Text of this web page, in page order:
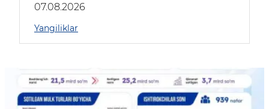
07.08.2026
Yangiliklar